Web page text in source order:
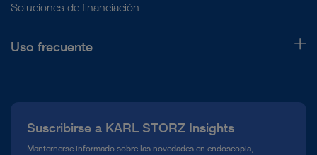
Soluciones de financiación
Uso frecuente
Línea de atención para el Cumplimiento normativo (Hotline)
Suscribirse a KARL STORZ Insights
Manternerse informado sobre las novedades en endoscopia,